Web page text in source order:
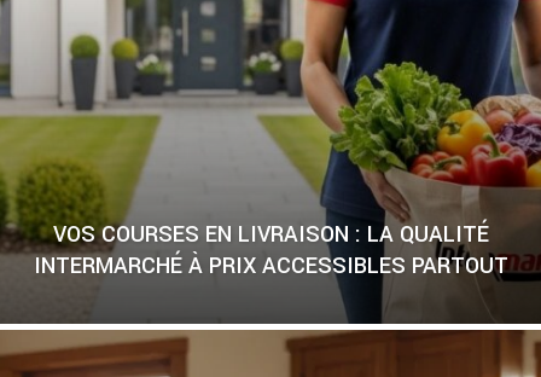
VOS COURSES EN LIVRAISON : LA QUALITÉ
INTERMARCHÉ À PRIX ACCESSIBLES PARTOUT